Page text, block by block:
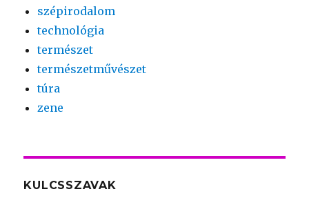
szépirodalom
technológia
természet
természetművészet
túra
zene
KULCSSZAVAK